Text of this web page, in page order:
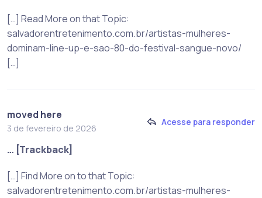
[…] Read More on that Topic:
salvadorentretenimento.com.br/artistas-mulheres-
dominam-line-up-e-sao-80-do-festival-sangue-novo/
[…]
moved here
3 de fevereiro de 2026
Acesse para responder
… [Trackback]
[…] Find More on to that Topic:
salvadorentretenimento.com.br/artistas-mulheres-